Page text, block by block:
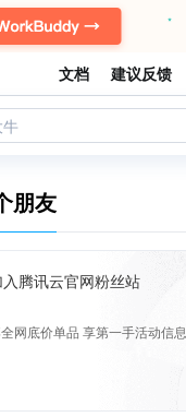
文档 建议反馈
朋友
入腾讯云官网粉丝站
网底价单品 享第一手活动信息